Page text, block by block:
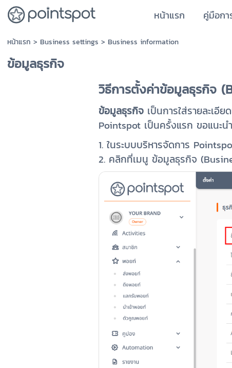
หน้าแรก คู่มือกา
หน้าแรก > Business settings > Business information
ข้อมูลธุรกิจ
วิธีการตั้งค่าข้อมูลธุรกิจ (
ข้อมูลธุรกิจ เป็นการใส่รายละเอี
Pointspot เป็นครั้งแรก ขอแนะ
1. ในระบบบริหารจัดการ
2. คลิกที่เมนู ข้อมูลธุรกิจ